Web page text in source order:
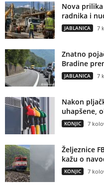
Nova prilika
radnika i
JABLANICA 7
Znatno
Bradine
JABLANICA 7
Nakon
uhapšene,
KONJIC 7
Željeznice
kažu o
KONJIC 7